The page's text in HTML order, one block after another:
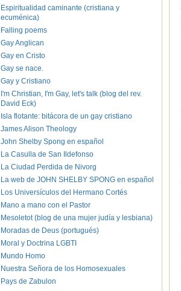
Espiritualidad caminante (cristiana y
ecuménica)
Falling poems
Gay Anglican
Gay en Cristo
Gay se nace.
Gay y Cristiano
I'm Christian, I'm Gay, let's talk (blog del rev.
David Eck)
Isla flotante: bitácora de un gay cristiano
James Alison Theology
John Shelby Spong en español
La Casulla de San Ildefonso
La Ciudad Perdida de Nivorg
La web de JOHN SHELBY SPONG en español
Los Universículos del Hermano Cortés
Mano a mano con el Pastor
Mesoletot (blog de una mujer judía y lesbiana)
Moradas de Deus (portugués)
Moral y Doctrina LGBTI
Mundo Homo
Nuestra Señora de los Homosexuales
Pays de Zabulon